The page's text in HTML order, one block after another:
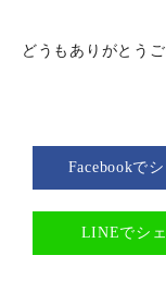
どうもありがとうご
Facebookで
LINEでシ